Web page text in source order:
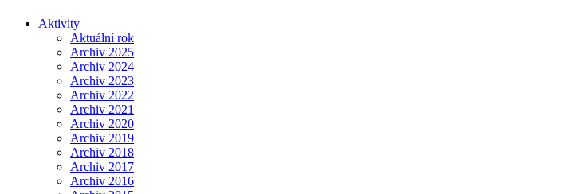
Aktivity
Aktuální rok
Archiv 2025
Archiv 2024
Archiv 2023
Archiv 2022
Archiv 2021
Archiv 2020
Archiv 2019
Archiv 2018
Archiv 2017
Archiv 2016